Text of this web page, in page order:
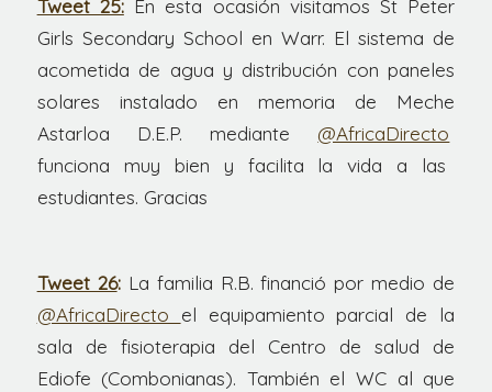
Tweet 25: En esta ocasión visitamos St Peter
Girls Secondary School en Warr. El sistema de
acometida de agua y distribución con paneles
solares instalado en memoria de Meche
Astarloa D.E.P. mediante @AfricaDirecto
funciona muy bien y facilita la vida a las
estudiantes. Gracias
Tweet 26: La familia R.B. financió por medio de
@AfricaDirecto el equipamiento parcial de la
sala de fisioterapia del Centro de salud de
Ediofe (Combonianas). También el WC al que